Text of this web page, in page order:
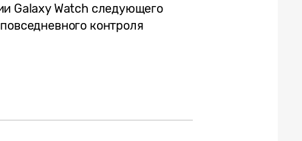
Galaxy Watch следующего
контроля